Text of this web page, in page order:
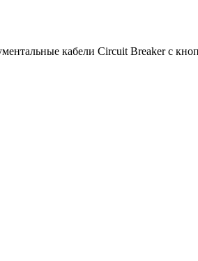
кабели Circuit Breaker с